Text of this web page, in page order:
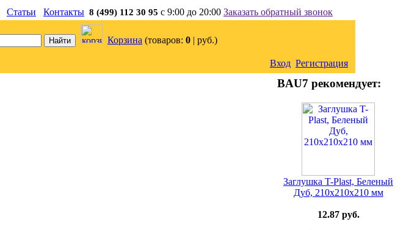
Статьи Контакты 8 (499) 112 30 95 с 9:00 до 20:00 Заказать обратный звонок
Корзина (товаров: 0 | руб.)
Вход Регистрация
BAU7 рекомендует:
Заглушка T-Plast, Беленый
Дуб, 210х210х210 мм
12.87 руб.